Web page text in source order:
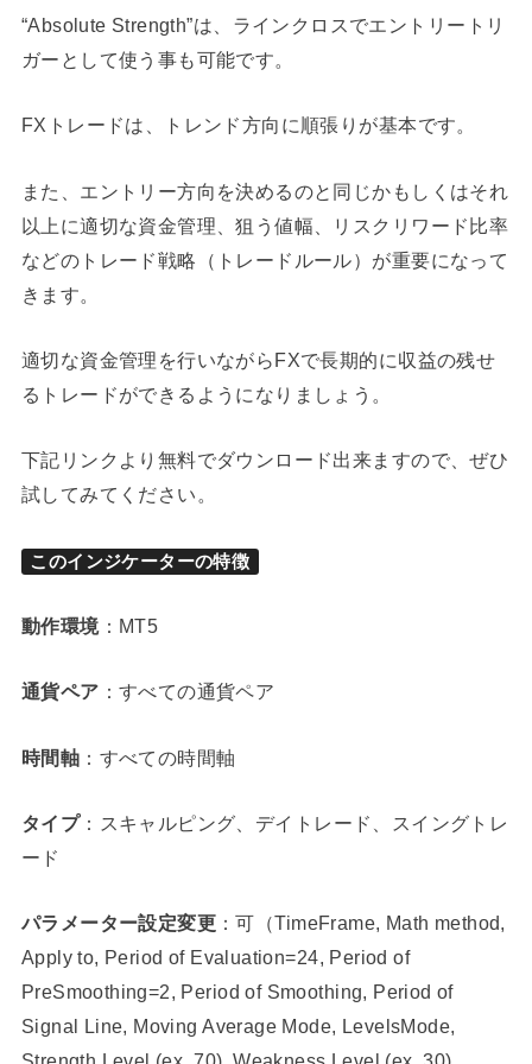
“Absolute Strength”は、ラインクロスでエントリートリ
ガーとして使う事も可能です。
FXトレードは、トレンド方向に順張りが基本です。
また、エントリー方向を決めるのと同じかもしくはそれ
以上に適切な資金管理、狙う値幅、リスクリワード比率
などのトレード戦略（トレードルール）が重要になって
きます。
適切な資金管理を行いながらFXで長期的に収益の残せ
るトレードができるようになりましょう。
下記リンクより無料でダウンロード出来ますので、ぜひ
試してみてください。
このインジケーターの特徴
動作環境：MT5
通貨ペア ：すべての通貨ペア
時間軸 ：すべての時間軸
タイプ：スキャルピング、デイトレード、スイングトレ
ード
パラメーター設定変更 ：可（TimeFrame, Math method,
Apply to, Period of Evaluation=24, Period of
PreSmoothing=2, Period of Smoothing, Period of
Signal Line, Moving Average Mode, LevelsMode,